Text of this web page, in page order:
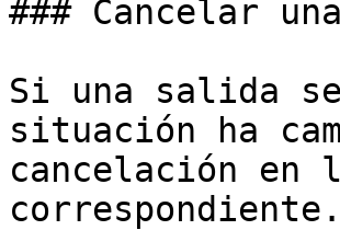
### Cancelar
Si una salida
situación ha
cancelación
correspondiente.